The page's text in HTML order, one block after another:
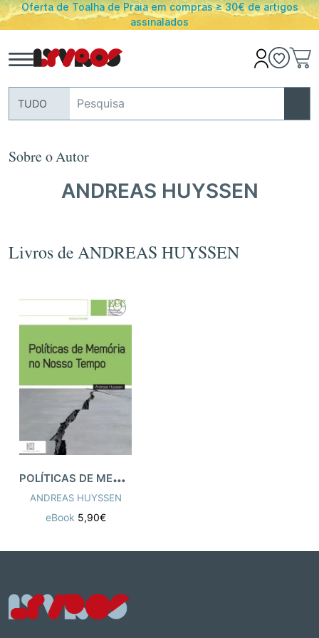
Praia em compras ≥ 30€ de artigos
assinalados
PORTES
TUDO
Sobre o Autor
ANDREAS HUYSSEN
Livros de ANDREAS HUYSSEN
P
OLÍTICAS DE MEMÓRIA NO NOSSO TEMPO
ANDREAS HUYSSEN
eBook 5,90€